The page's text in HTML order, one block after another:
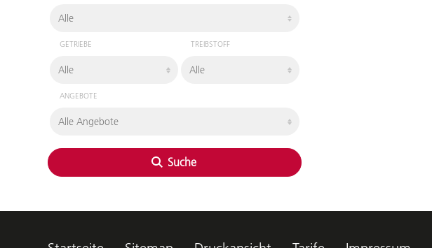
GETRIEBE TREIBSTOFF
ANGEBOTE
Suche